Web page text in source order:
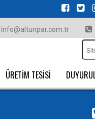
ÜRETİM TESİSİ